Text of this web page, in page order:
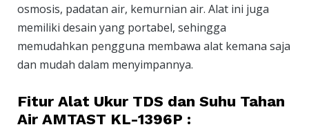
osmosis, padatan air, kemurnian air. Alat ini juga
memiliki desain yang portabel, sehingga
memudahkan pengguna membawa alat kemana saja
dan mudah dalam menyimpannya.
Fitur Alat Ukur TDS dan Suhu Tahan
Air AMTAST KL-1396P :